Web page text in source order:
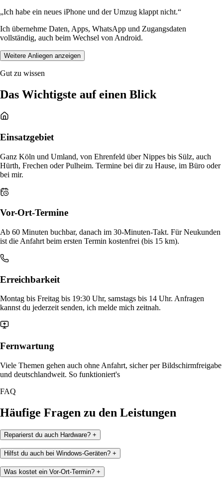
„Ich habe ein neues iPhone und der Umzug klappt nicht.“
Ich übernehme Daten, Apps, WhatsApp und Zugangsdaten
vollständig, auch beim Wechsel von Android.
Weitere Anliegen anzeigen
Gut zu wissen
Das Wichtigste auf einen Blick
Einsatzgebiet
Ganz Köln und Umland, von Ehrenfeld über Nippes bis Sülz, auch
Hürth, Frechen oder Pulheim. Termine bei dir zu Hause, im Büro oder
bei mir.
Vor-Ort-Termine
Ab 60 Minuten buchbar, danach im 30-Minuten-Takt. Für Neukunden
ist die Anfahrt beim ersten Termin kostenfrei (bis 15 km).
Erreichbarkeit
Montag bis Freitag bis 19:30 Uhr, samstags bis 14 Uhr. Anfragen
kannst du jederzeit senden, ich melde mich zeitnah.
Fernwartung
Viele Themen gehen auch ohne Anfahrt, sicher per Bildschirmfreigabe
und deutschlandweit. So funktioniert's
FAQ
Häufige Fragen zu den Leistungen
Reparierst du auch Hardware? +
Hilfst du auch bei Windows-Geräten? +
Was kostet ein Vor-Ort-Termin? +